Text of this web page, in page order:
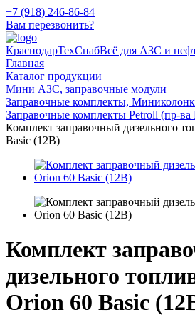
+7 (918) 246-86-84
Вам перезвонить?
КраснодарТехСнабВсё для АЗС и
Главная
Каталог продукции
Мини АЗС, заправочные модули
Заправочные комплекты,
Заправочные комплекты Petroll (пр-
Комплект заправочный дизельного
Basic (12В)
Комплект
дизельного
Orion 60 Basic